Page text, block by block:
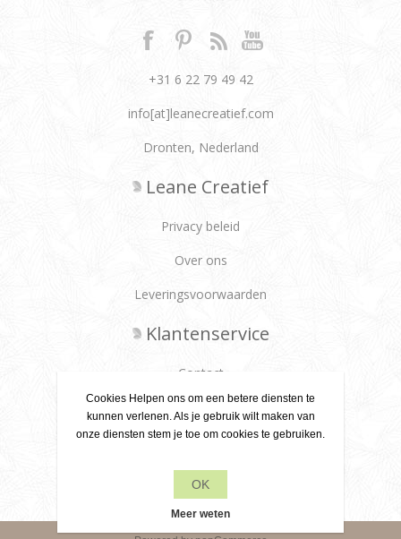
+31 6 22 79 49 42
info[at]leanecreatief.com
Dronten, Nederland
Leane Creatief
Privacy beleid
Over ons
Leveringsvoorwaarden
Klantenservice
Contact
Producten
Zoek
Cookies Helpen ons om een betere diensten te
kunnen verlenen. Als je gebruik wilt maken van
onze diensten stem je toe om cookies te gebruiken.
OK
Meer weten